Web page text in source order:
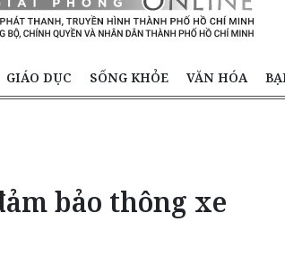
GIÁO DỤC SỐNG KHỎE VĂN HÓA
bảo thông xe